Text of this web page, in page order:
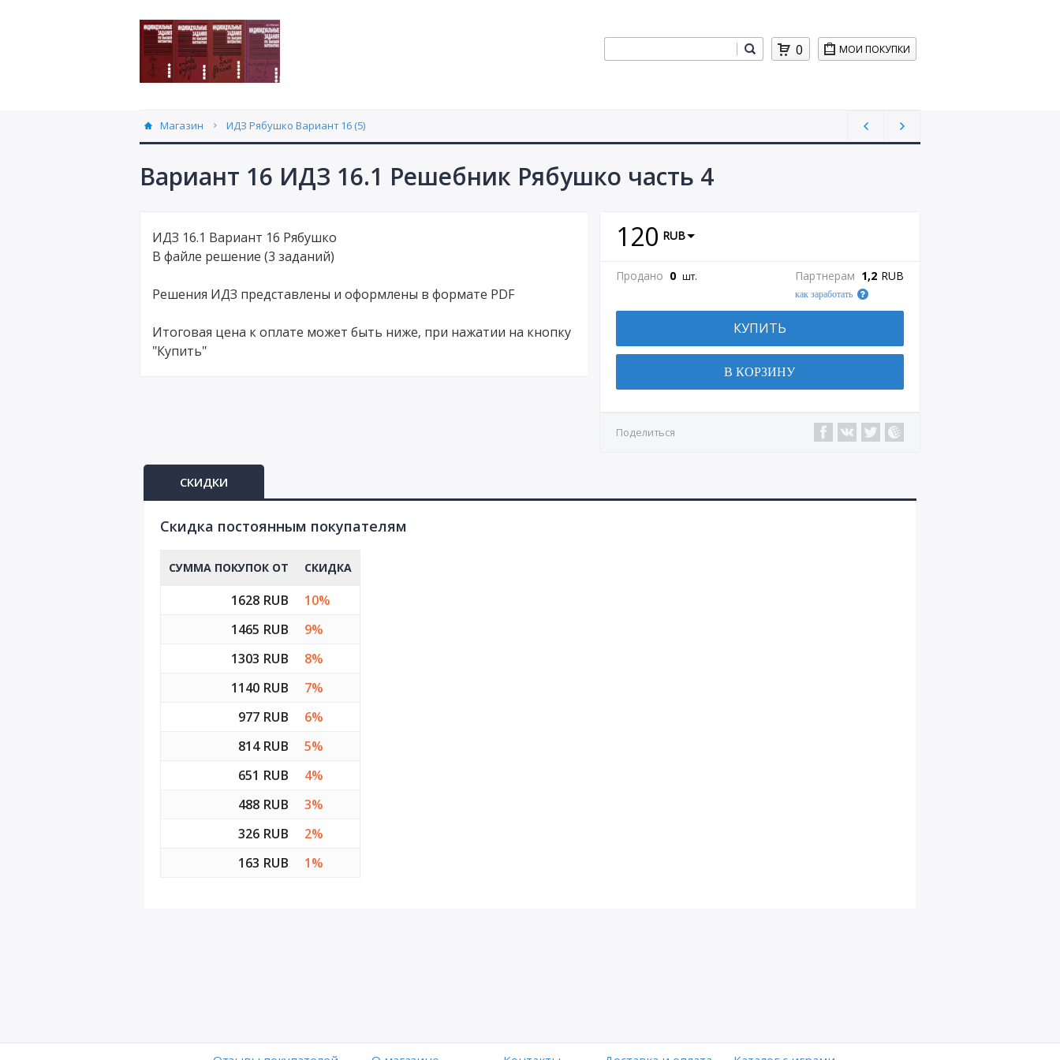
МОИ ПОКУПКИ
0
Магазин ИДЗ Рябушко Вариант 16 (5)
Вариант 16 ИДЗ 16.1 Решебник Рябушко часть 4
120 RUB
Продано 0 шт. Партнерам 1,2 RUB
как заработать
КУПИТЬ
В КОРЗИНУ
Поделиться
ИДЗ 16.1 Вариант 16 Рябушко
В файле решение (3 заданий)
Решения ИДЗ представлены и оформлены в формате PDF
Итоговая цена к оплате может быть ниже, при нажатии на кнопку
"Купить"
СКИДКИ
Cкидка постоянным покупателям
СУММА ПОКУПОК ОТ СКИДКА
1628 RUB
10%
1465 RUB
9%
1303 RUB
8%
1140 RUB
7%
977 RUB
6%
814 RUB
5%
651 RUB
4%
488 RUB
3%
326 RUB
2%
163 RUB
1%